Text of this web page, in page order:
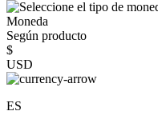
Moneda
Según producto
$
USD
ES